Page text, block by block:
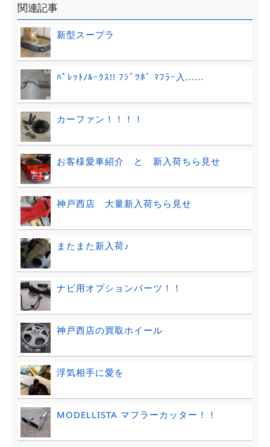
関連記事
新型スープラ
ﾊﾟﾚｯﾄ/ﾙｰｸｽ!! ﾌｼﾞﾂﾎﾞ ﾏﾌﾗｰ入......
カーファン！！！！
お客様愛車紹介 と 新入荷ちら見せ
神戸西店 大量新入荷ちら見せ
またまた新入荷♪
ナビ用オプションパーツ！！
神戸西店の買取ホイール
浮気相手に愛を
MODELLISTA マフラーカッター！！